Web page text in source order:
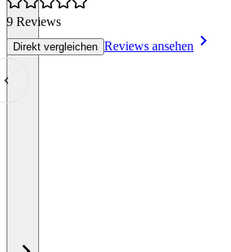
9 Reviews
Direkt vergleichen Reviews ansehen